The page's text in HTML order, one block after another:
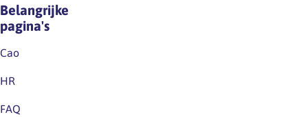
Belangrijke
pagina's
Cao
HR
FAQ